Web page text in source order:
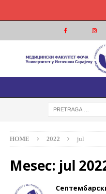
МЕДИЦИНСКИ
МЕДИЦИНСКИ ФАКУЛТЕТ
HOME 2022 jul
Mesec: jul